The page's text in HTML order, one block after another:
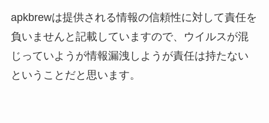
apkbrewは提供される情報の信頼性に対して責任を
負いませんと記載していますので、ウイルスが混
じっていようが情報漏洩しようが責任は持たない
ということだと思います。